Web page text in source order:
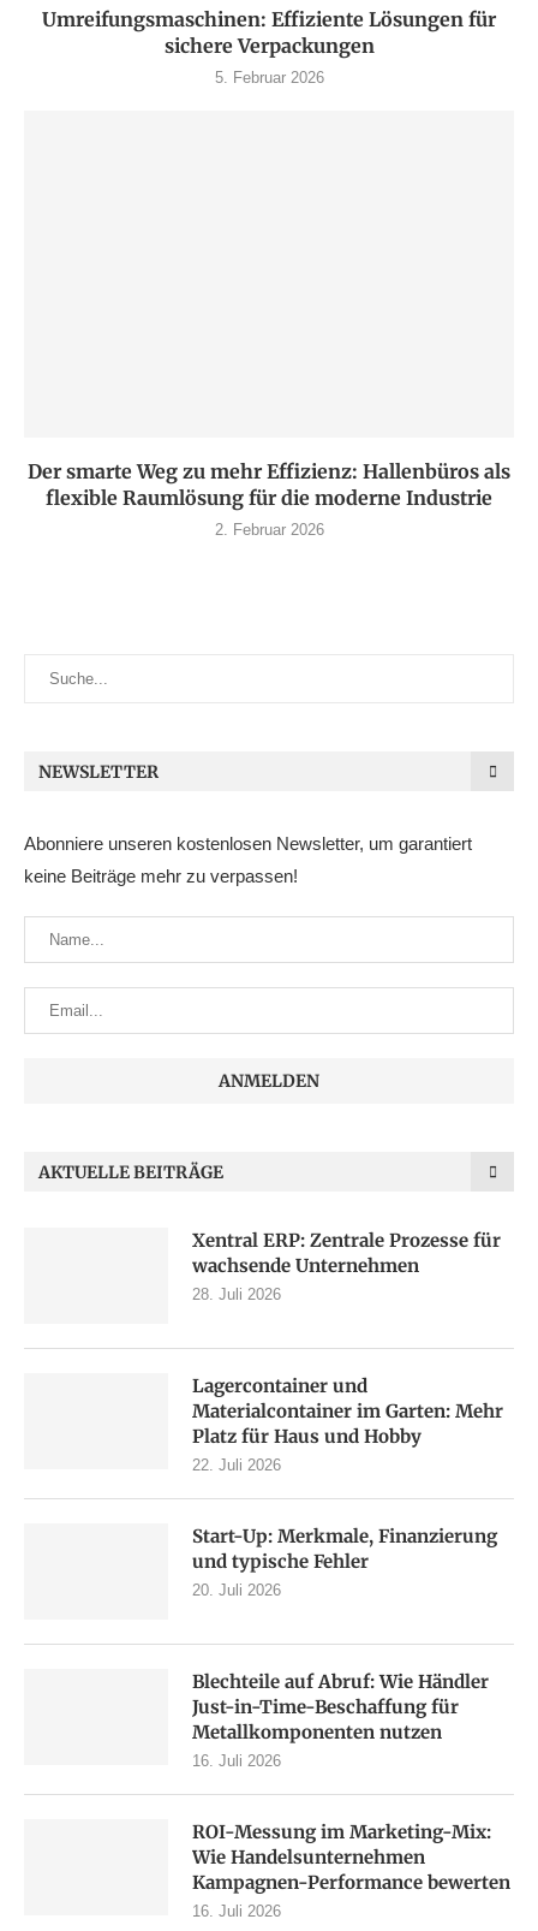
Umreifungsmaschinen: Effiziente Lösungen für
sichere Verpackungen
5. Februar 2026
Der smarte Weg zu mehr Effizienz: Hallenbüros als
flexible Raumlösung für die moderne Industrie
2. Februar 2026
NEWSLETTER
Abonniere unseren kostenlosen Newsletter, um garantiert
keine Beiträge mehr zu verpassen!
AKTUELLE BEITRÄGE
Xentral ERP: Zentrale Prozesse für
wachsende Unternehmen
28. Juli 2026
Lagercontainer und
Materialcontainer im Garten: Mehr
Platz für Haus und Hobby
22. Juli 2026
Start-Up: Merkmale, Finanzierung
und typische Fehler
20. Juli 2026
Blechteile auf Abruf: Wie Händler
Just-in-Time-Beschaffung für
Metallkomponenten nutzen
16. Juli 2026
ROI-Messung im Marketing-Mix:
Wie Handelsunternehmen
Kampagnen-Performance bewerten
16. Juli 2026